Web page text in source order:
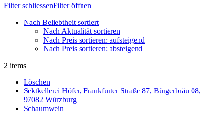
Filter schliessenFilter öffnen
Nach Beliebtheit sortiert
Nach Aktualität sortieren
Nach Preis sortieren: aufsteigend
Nach Preis sortieren: absteigend
2 items
Löschen
Sektkellerei Höfer, Frankfurter Straße 87, Bürgerbräu 08,
97082 Würzburg
Schaumwein